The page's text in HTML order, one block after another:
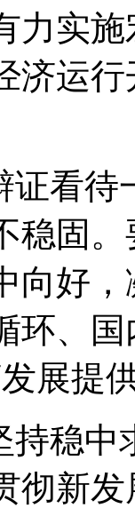
力实
济运
证看待
稳固
向好
环、
展提
持稳中
彻新